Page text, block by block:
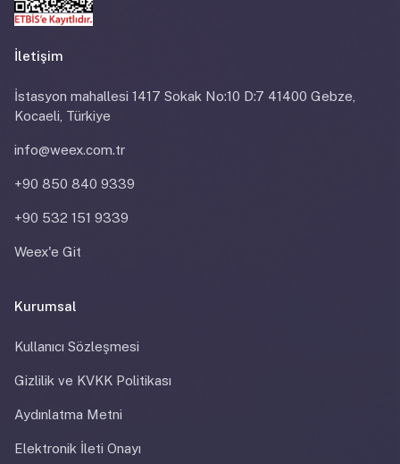
İletişim
İstasyon mahallesi 1417 Sokak No:10 D:7 41400 Gebze,
Kocaeli, Türkiye
info@weex.com.tr
+90 850 840 9339
+90 532 151 9339
Weex'e Git
Kurumsal
Kullanıcı Sözleşmesi
Gizlilik ve KVKK Politikası
Aydınlatma Metni
Elektronik İleti Onayı